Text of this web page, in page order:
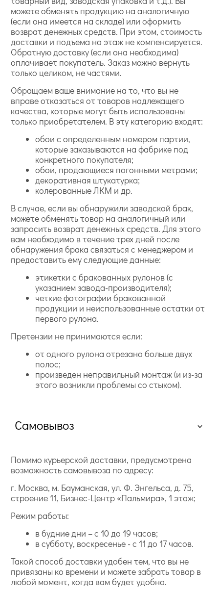
можете обменять продукцию на аналогичную
(если она имеется на складе) или оформить
возврат денежных средств. При этом, стоимость
доставки и подъема на этаж не компенсируется.
Обратную доставку (если она необходима)
оплачивает покупатель. Заказ можно вернуть
только целиком, не частями.
Обращаем ваше внимание на то, что вы не
вправе отказаться от товаров надлежащего
качества, которые могут быть использованы
только приобретателем. В эту категорию входят:
обои с определенным номером партии,
которые заказываются на фабрике под
конкретного покупателя;
обои, продающиеся погонными метрами;
декоративная штукатурка;
колерованные ЛКМ и др.
В случае, если вы обнаружили заводской брак,
можете обменять товар на аналогичный или
запросить возврат денежных средств. Для этого
вам необходимо в течение трех дней после
обнаружения брака связаться с менеджером и
предоставить ему следующие данные:
этикетки с бракованных рулонов (с
указанием завода-производителя);
четкие фотографии бракованной
продукции и неиспользованные остатки от
первого рулона.
Претензии не принимаются если:
от одного рулона отрезано больше двух
полос;
произведен неправильный монтаж (и из-за
этого возникли проблемы со стыком).
Самовывоз
Помимо курьерской доставки, предусмотрена
возможность самовывоза по адресу:
г. Москва, м. Бауманская, ул. Ф. Энгельса, д. 75,
строение 11, Бизнес-Центр «Пальмира», 1 этаж;
Режим работы:
в будние дни – с 10 до 19 часов;
в субботу, воскресенье - с 11 до 17 часов.
Такой способ доставки удобен тем, что вы не
привязаны ко времени и можете забрать товар в
любой момент, когда вам будет удобно.